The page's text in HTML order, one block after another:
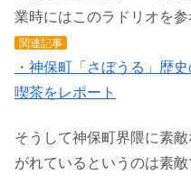
業時にはこのラドリオを参
関連記事
・神保町「さぼうる」歴
喫茶をレポート
そうして神保町界隈に素
がれているというのは素敵